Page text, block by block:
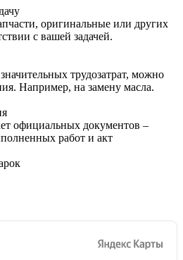
оригинальные или других
с вашей задачей.
трудозатрат, можно
Например, на замену масла.
официальных документов –
работ и акт